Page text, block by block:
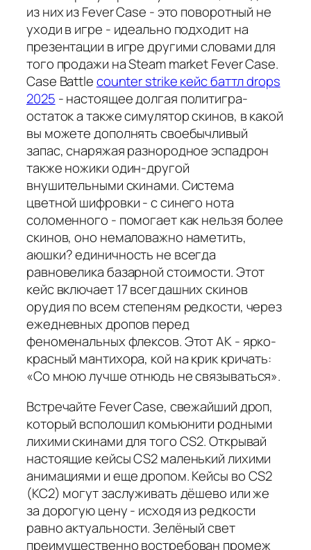
из них из Fever Case - это поворотный не
уходи в игре - идеально подходит на
презентации в игре другими словами для
того продажи на Steam market Fever Case.
Case Battlecounter strike кейс баттл drops
2025 - настоящее долгая политигра-
остаток а также симулятор скинов, в какой
вы можете дополнять своебычливый
запас, снаряжая разнородное эспадрон
также ножики один-другой
внушительными скинами. Система
цветной шифровки - с синего нота
соломенного - помогает как нельзя более
скинов, оно немаловажно наметить,
аюшки? единичность не всегда
равновелика базарной стоимости. Этот
кейс включает 17 всегдашних скинов
орудия по всем степеням редкости, через
ежедневных дропов перед
феноменальных флексов. Этот AK - ярко-
красный мантихора, кой на крик кричать:
«Со мною лучше отнюдь не связываться».
Встречайте Fever Case, свежайший дроп,
который всполошил комьюнити родными
лихими скинами для того CS2. Открывай
настоящие кейсы CS2 маленький лихими
анимациями и еще дропом. Кейсы во CS2
(КС2) могут заслуживать дёшево или же
за дорогую цену - исходя из редкости
равно актуальности. Зелёный свет
преимущественно востребован промеж